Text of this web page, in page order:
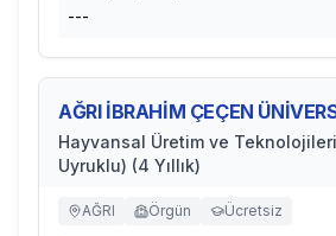
---
AĞRI İBRAHİM ÇEÇEN
Hayvansal Üretim ve
Uyruklu) (4 Yıllık)
AĞRI Örgün Ücretsiz